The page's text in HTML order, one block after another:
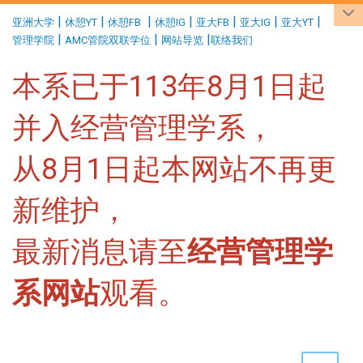
亚洲大学 | 休憩YT | 休憩FB | 休憩IG | 亚大FB | 亚大IG | 亚大YT |
管理学院 | AMC管院双联学位 | 网站导览 |联络我们
本系已于113年8月1日起
并入经营管理学系，
从8月1日起本网站不再更
新维护，
最新消息请至经营管理学
系网站观看。